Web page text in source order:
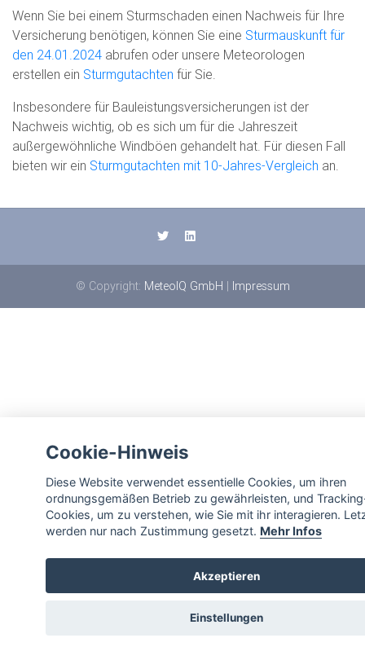
Wenn Sie bei einem Sturmschaden einen Nachweis für Ihre
Versicherung benötigen, können Sie eine Sturmauskunft für
den 24.01.2024 abrufen oder unsere Meteorologen
erstellen ein Sturmgutachten für Sie.
Insbesondere für Bauleistungsversicherungen ist der
Nachweis wichtig, ob es sich um für die Jahreszeit
außergewöhnliche Windböen gehandelt hat. Für diesen Fall
bieten wir ein Sturmgutachten mit 10-Jahres-Vergleich an.
© Copyright: MeteoIQ GmbH | Impressum
Cookie-Hinweis
Diese Website verwendet essentielle Cookies, um ihren
ordnungsgemäßen Betrieb zu gewährleisten, und
Cookies, um zu verstehen, wie Sie mit ihr interagieren.
werden nur nach Zustimmung gesetzt. Mehr Infos
Akzeptieren
Einstellungen